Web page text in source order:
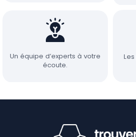
Un équipe d’experts à votre
écoute.